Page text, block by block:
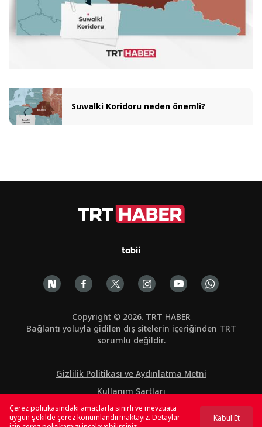
Suwalki Koridoru neden önemli?
tabii
Copyright © 2026. TRT HABER
Bağlantı yoluyla gidilen dış sitelerin içeriğinden TRT
sorumlu değildir.
Gizlilik Politikası ve Aydınlatma Metni
Kullanım Şartları
Çerez Politikası
Çerez politikasındaki amaçlarla sınırlı ve mevzuata
uygun şekilde çerez konumlandırmaktayız. Detaylar
Kabul Et